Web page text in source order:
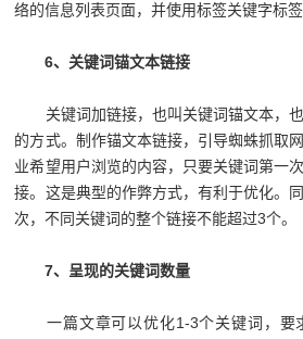
络的信息列表页面，并使用标签关键字标签
6、关键词锚文本链接
关键词加链接，也叫关键词锚文本，也
的方式。制作锚文本链接，引导蜘蛛抓取
业希望用户浏览的内容，只要关键词第一
接。这是典型的作弊方式，有利于优化。
次，不同关键词的整个链接不能超过3个。
7、呈现的关键词数量
一篇文章可以优化1-3个关键词，要